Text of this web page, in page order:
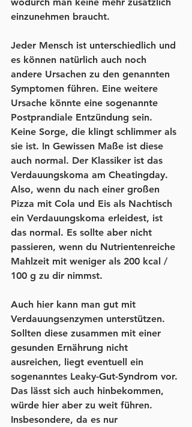
einzunehmen braucht.
Jeder Mensch ist unterschiedlich und
es können natürlich auch noch
andere Ursachen zu den genannten
Symptomen führen. Eine weitere
Ursache könnte eine sogenannte
Postprandiale Entzündung sein.
Keine Sorge, die klingt schlimmer als
sie ist. In Gewissen Maße ist diese
auch normal. Der Klassiker ist das
Verdauungskoma am Cheatingday.
Also, wenn du nach einer großen
Pizza mit Cola und Eis als Nachtisch
ein Verdauungskoma erleidest, ist
das normal. Es sollte aber nicht
passieren, wenn du Nutrientenreiche
Mahlzeit mit weniger als 200 kcal /
100 g zu dir nimmst.
Auch hier kann man gut mit
Verdauungsenzymen unterstützen.
Sollten diese zusammen mit einer
gesunden Ernährung nicht
ausreichen, liegt eventuell ein
sogenanntes Leaky-Gut-Syndrom vor.
Das lässt sich auch hinbekommen,
würde hier aber zu weit führen.
Insbesondere, da es nur